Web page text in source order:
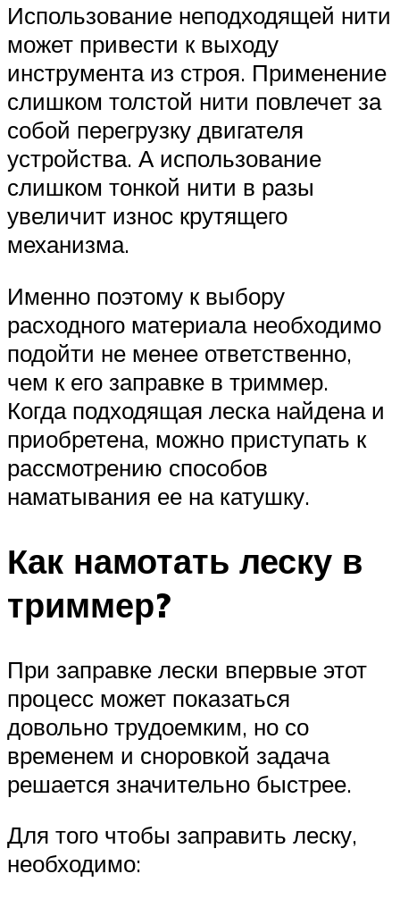
Использование неподходящей нити
может привести к выходу
инструмента из строя. Применение
слишком толстой нити повлечет за
собой перегрузку двигателя
устройства. А использование
слишком тонкой нити в разы
увеличит износ крутящего
механизма.
Именно поэтому к выбору
расходного материала необходимо
подойти не менее ответственно,
чем к его заправке в триммер.
Когда подходящая леска найдена и
приобретена, можно приступать к
рассмотрению способов
наматывания ее на катушку.
Как намотать леску в
триммер?
При заправке лески впервые этот
процесс может показаться
довольно трудоемким, но со
временем и сноровкой задача
решается значительно быстрее.
Для того чтобы заправить леску,
необходимо: